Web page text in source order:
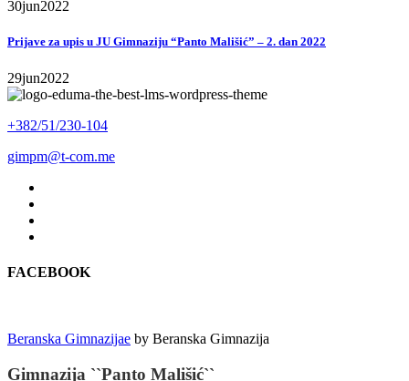
30jun2022
Prijave za upis u JU Gimnaziju “Panto Mališić” – 2. dan 2022
29jun2022
+382/51/230-104
gimpm@t-com.me
FACEBOOK
Beranska Gimnazijae by Beranska Gimnazija
Gimnazija ``Panto Mališić``